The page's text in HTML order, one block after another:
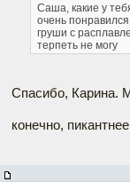
Саша, какие у
очень понравился
груши с
терпеть не могу
Спасибо, Карина.
конечно, пикантнее